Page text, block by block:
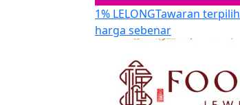
1% LELONGTawaran terpilih
harga sebenar